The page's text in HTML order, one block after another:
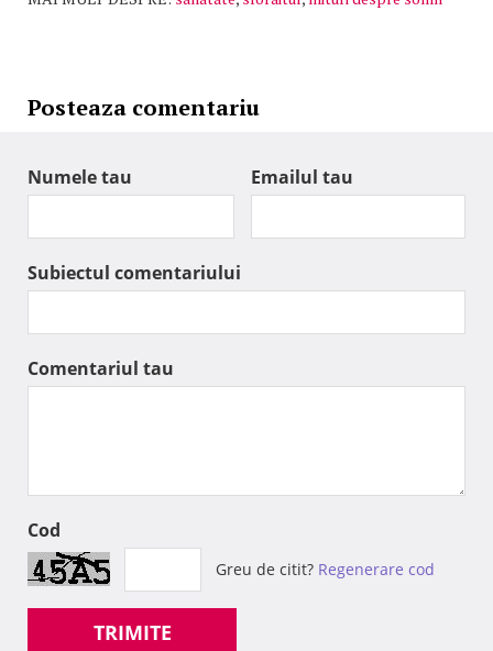
Posteaza comentariu
Numele tau Emailul tau
Subiectul comentariului
Comentariul tau
Cod
Greu de citit? Regenerare cod
TRIMITE